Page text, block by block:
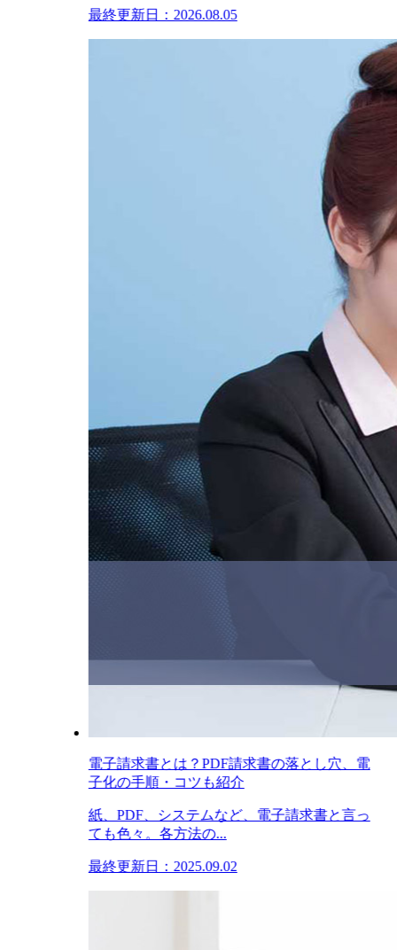
最終更新日：2026.08.05
電子請求書とは？PDF請求書の落とし穴、電
子化の手順・コツも紹介
紙、PDF、システムなど、電子請求書と言っ
ても色々。各方法の...
最終更新日：2025.09.02